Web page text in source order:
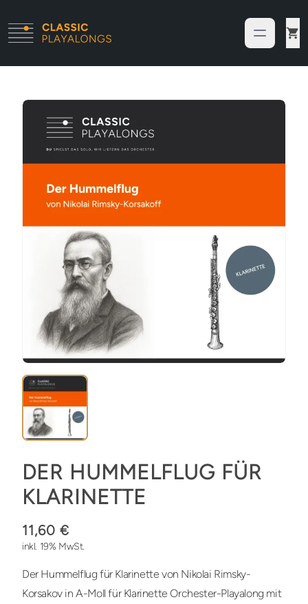
DER HUMMELFLUG FÜR
KLARINETTE
11,60 €
inkl. 19% MwSt.
Der Hummelflug für Klarinette von Nikolai Rimsky-
Korsakov in A-Moll für Klarinette Orchester-Playalong mit